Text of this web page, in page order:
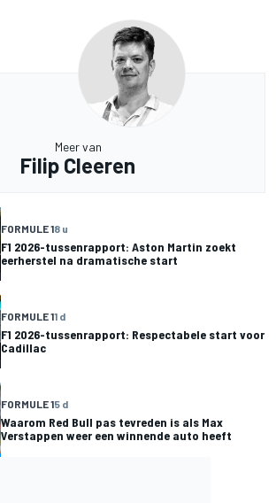
Meer van
Filip Cleeren
FORMULE 18 u
F1 2026-tussenrapport: Aston Martin zoekt
eerherstel na dramatische start
FORMULE 11 d
F1 2026-tussenrapport: Respectabele start voor
Cadillac
FORMULE 15 d
Waarom Red Bull pas tevreden is als Max
Verstappen weer een winnende auto heeft